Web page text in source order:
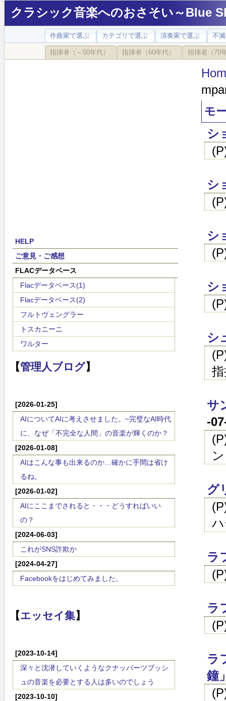
クラシック音楽へのおさそい～Blue
作曲家で選ぶ カテゴリで選ぶ 演奏家で選ぶ 不
指揮者（～50年代） 指揮者（60年代） 指揮者（70
HELP
ご意見・ご感想
FLACデータベース
Flacデータベース(1)
Flacデータベース(2)
フルトヴェングラー
トスカニーニ
ワルター
【管理人ブログ】
[2026-01-25]
AIについてAIに考えさせました。~完璧なAI時代
に、なぜ「不完全な人間」の音楽が輝くのか？
[2026-01-08]
AIはこんな事も出来るのか…確かに手間は省け
るね。
[2026-01-02]
AIにここまでされると・・・どうすればいい
の？
[2024-06-03]
これがSNS詐欺か
[2024-04-27]
Facebookをはじめてみました。
【エッセイ集】
[2023-10-14]
深々と沈潜していくようなクナッパーツブッシ
ュの音楽を必要とする人は多いのでしょう
[2023-10-10]
モ
シ
シ
シ
シ
シ
サ
-
グ
ラ
ラ
ラ
鐘